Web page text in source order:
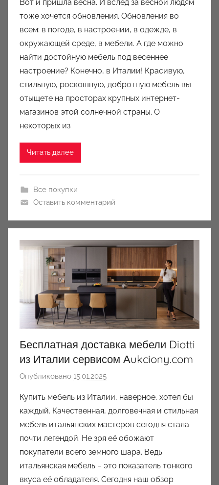
т
о
р
о
м
a
u
k
c
Вот и пришла весна. И вслед за весной людям
тоже хочется обновления. Обновления во
всем: в погоде, в настроении, в одежде, в
окружающей среде, в мебели. А где можно
найти достойную мебель под весеннее
настроение? Конечно, в Италии! Красивую,
стильную, роскошную, добротную мебель вы
отыщете на просторах крупных интернет-
магазинов этой солнечной страны. О
некоторых из
Читать далее
Все покупки
Оставить комментарий
Бесплатная доставка мебели Diotti
из Италии сервисом Аukciony.com
Опубликовано 15.01.2025
т
о
р
о
м
a
u
Купить мебель из Италии, наверное, хотел бы
каждый. Качественная, долговечная и стильная
мебель итальянских мастеров сегодня стала
почти легендой. Не зря её обожают
покупатели всего земного шара. Ведь
итальянская мебель – это показатель тонкого
вкуса её обладателя. Сегодня наш обзор